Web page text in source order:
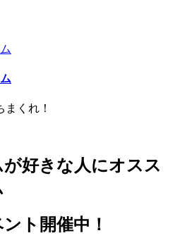
くれ！
好きな人にオスス
ト開催中！